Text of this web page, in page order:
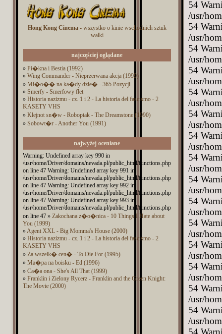
Hong Kong Cinema- wszystko o kinie wschodnich sztuk
walki
najczęściej oglądane
» Pi�kna i Bestia (1992)
» Wing Commander - Nieprzerwana akcja (1999)
» Mi�o�� na ka�dy dzie� - 365 Pozycji
» Smerfy - Smerfowy flet
» Historia nazizmu - cz. 1 i 2 - La historia del fascismo - 2
KASETY VHS
» Klejnot sn�w - Roboptak - The Dreamstone (1990)
» Sobowt�r - Another You (1991)
najwyżej oceniane
Warning: Undefined array key 990 in
/usr/home/Driver/domains/nevada.pl/public_html/functions.php
on line 47 Warning: Undefined array key 991 in
/usr/home/Driver/domains/nevada.pl/public_html/functions.php
on line 47 Warning: Undefined array key 992 in
/usr/home/Driver/domains/nevada.pl/public_html/functions.php
on line 47 Warning: Undefined array key 993 in
/usr/home/Driver/domains/nevada.pl/public_html/functions.php
on line 47 » Zakochana z�o�nica - 10 Things I Hate about
You (1999)
»Agent XXL - Big Momma's House (2000)
» Historia nazizmu - cz. 1 i 2 - La historia del fascismo - 2
KASETY VHS
» Za wszelk� cen� - To Die For (1995)
» Ma�pa na boisku - Ed (1996)
» Ca�a ona - She's All That (1999)
» Franklin i Zielony Rycerz - Franklin and the Green Knight:
The Movie (2000)